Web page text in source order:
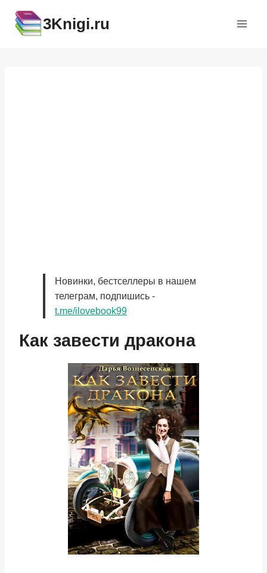
содержимому
3Knigi.ru
Новинки, бестселлеры в нашем
телеграм, подпишись -
t.me/ilovebook99
Как завести дракона